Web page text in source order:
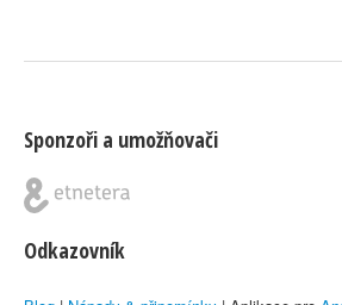
Sponzoři a umožňovači
Odkazovník